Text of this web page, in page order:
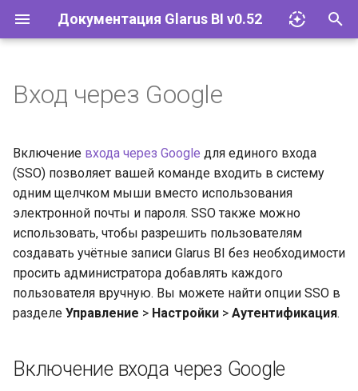
Документация Glarus BI v0.52
и
а
и
а
и
Импорт файлов Excel
Запросы
Визуализации
Моделирование данных
Действия
Glarus AI
Провайдеры LLM
Соответствие 152-ФЗ
Сетевые требования и SLA
Glarus BI и Claude AI
Установка и эксплуатация
Конфигурация
Управление плагинами
Учётные записи и группы
Разрешения
производительность
Документация API Glarus BI
Пользовательские графики
Вход через Google
Включение входа через Google для единого входа
(SSO) позволяет вашей команде входить в систему
одним щелчком мыши вместо использования
электронной почты и пароля. SSO также можно
использовать, чтобы разрешить пользователям
создавать учётные записи Glarus BI без необходимости
просить администратора добавлять каждого
пользователя вручную. Вы можете найти опции SSO в
разделе Управление > Настройки > Аутентификация.
Включение входа через Google